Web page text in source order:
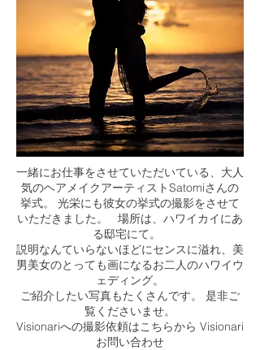
一緒にお仕事をさせていただいている、大人
気のヘアメイクアーティストSatomiさんの
挙式。 光栄にも彼女の挙式の撮影をさせて
いただきました。 場所は、ハワイカイにあ
る邸宅にて。
説明なんていらないほどにセンスに溢れ、美
男美女のとっても画になるお二人のハワイウ
ェディング。
ご紹介したい写真もたくさんです。 是非ご
覧くださいませ。
Visionariへの撮影依頼はこちらから Visionari
お問い合わせ